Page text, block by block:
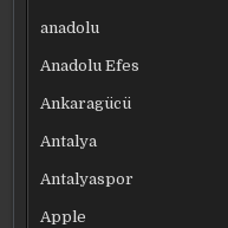
anadolu
Anadolu Efes
Ankaragücü
Antalya
Antalyaspor
Apple